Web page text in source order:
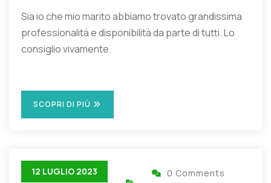
Sia io che mio marito abbiamo trovato grandissima
professionalità e disponibilità da parte di tutti. Lo
consiglio vivamente.
SCOPRI DI PIÙ
12 LUGLIO 2023 0 Comments